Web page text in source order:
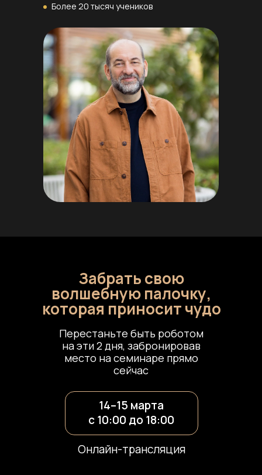
Более 20 тысяч учеников
Забрать свою
волшебную палочку,
которая приносит чудо
Перестаньте быть роботом
на эти 2 дня, забронировав
место на семинаре прямо
сейчас
14–15 марта
с 10:00 до 18:00
Онлайн-трансляция